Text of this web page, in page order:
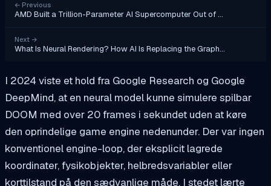
← Previous
AMD Built a Trillion-Parameter AI Supercomputer Out of …
Next →
What Is Neural Rendering? How AI Is Replacing the Graph…
I 2024 viste et hold fra Google Research og Google
DeepMind, at en neural model kunne simulere spilbar
DOOM med over 20 frames i sekundet uden at køre
den oprindelige game engine nedenunder. Der var ingen
konventionel engine-loop, der eksplicit lagrede
koordinater, fysikobjekter, helbredsvariabler eller
korttilstand på den sædvanlige måde. I stedet lærte